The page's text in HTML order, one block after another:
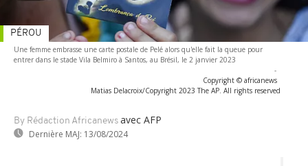
Une femme embrasse une carte postale de Pelé alors qu'elle fait la queue pour
entrer dans le stade Vila Belmiro à Santos, au Brésil, le 2 janvier 2023
-
Copyright © africanews
Matias Delacroix/Copyright 2023 The AP. All rights reserved
By Rédaction Africanews avec AFP
Dernière MAJ: 13/08/2024
PÉROU